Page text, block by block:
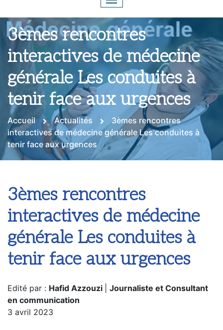
3èmes rencontres
interactives de médecine
générale Les conduites à
tenir face aux urgences
Accueil Actualités
3èmes rencontres
interactives de médecine générale Les conduites à
tenir face aux urgences
3èmes rencontres
interactives de médecine
générale Les conduites à
tenir face aux urgences
Edité par : Hafid Azzouzi
Journaliste et Consultant
en communication
3 avril 2023